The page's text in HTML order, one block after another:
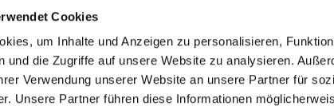
Cookies
um Inhalte und Anzeigen zu personalisieren,
und die Zugriffe auf unsere Website zu analysieren.
Verwendung unserer Website an unsere Partner für
Unsere Partner führen diese Informationen
Fax +49 30 924 54 18
E-Mailinfo@theresa-von-avila-berlin.de
Kirchenvorstand